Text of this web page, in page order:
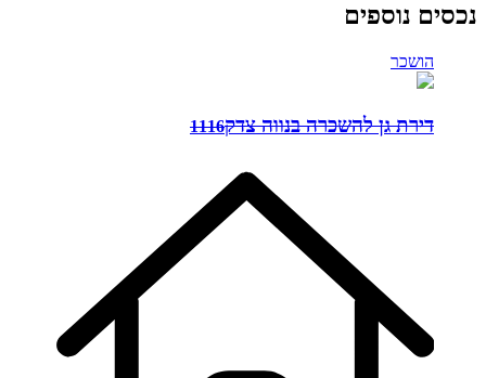
נכסים נוספים
הושכר
דירת גן להשכרה בנווה צדק1116